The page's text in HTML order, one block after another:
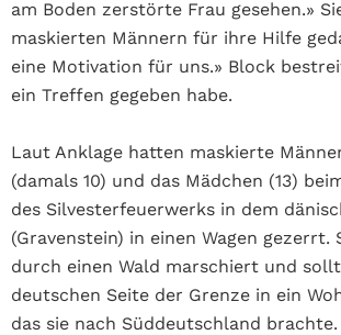
am Boden zerstörte Frau gesehen.»
maskierten Männern für ihre Hilfe
eine Motivation für uns.» Block
ein Treffen gegeben habe.
Laut Anklage hatten maskierte
(damals 10) und das Mädchen (13)
des Silvesterfeuerwerks in dem
(Gravenstein) in einen Wagen gezerrt.
durch einen Wald marschiert und
deutschen Seite der Grenze in ein
das sie nach Süddeutschland brachte.